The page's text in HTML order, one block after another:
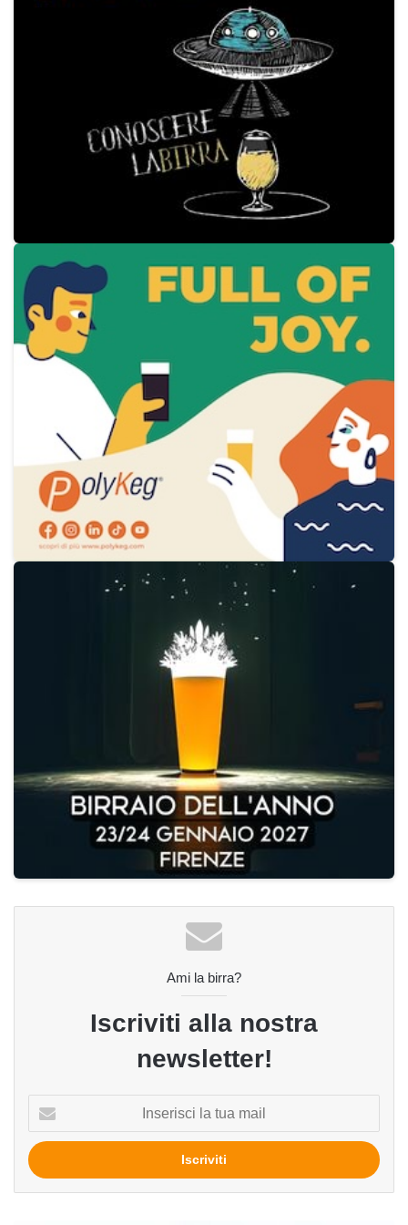
Ami la birra?
Iscriviti alla nostra
newsletter!
tua
mail